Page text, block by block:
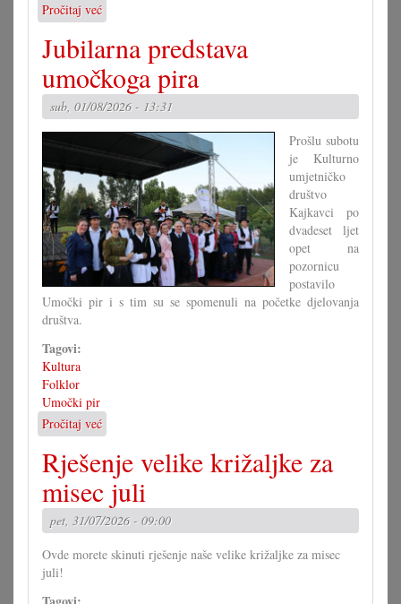
Pročitaj već
Kako
bi
morao
izgledati
Zakon
o
narodni
grupa?
(II)
Jubilarna predstava
umočkoga pira
sub, 01/08/2026 - 13:31
Prošlu subotu
je Kulturno
umjetničko
društvo
Kajkavci po
dvadeset ljet
opet na
pozornicu
postavilo
Umočki pir i s tim su se spomenuli na početke djelovanja
društva.
Tagovi:
Kultura
Folklor
Umočki pir
Pročitaj već
Jubilarna
predstava
umočkoga
pira
Rješenje velike križaljke za
misec juli
pet, 31/07/2026 - 09:00
Ovde morete skinuti rješenje naše velike križaljke za misec
juli!